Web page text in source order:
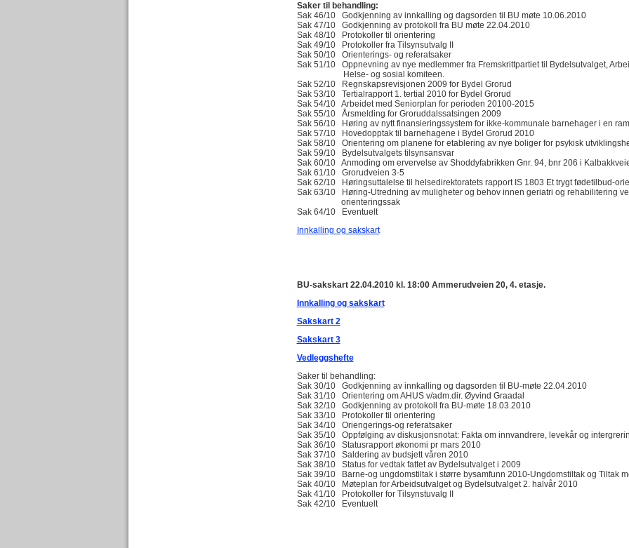
Saker til behandling:
Sak 46/10 Godkjenning av innkalling og dagsorden til BU møte 10.06.2010
Sak 47/10 Godkjenning av protokoll fra BU møte 22.04.2010
Sak 48/10 Protokoller til orientering
Sak 49/10 Protokoller fra Tilsynsutvalg II
Sak 50/10 Orienterings- og referatsaker
Sak 51/10 Oppnevning av nye medlemmer fra Fremskrittpartiet til Bydelsutvalget,
Helse- og sosial komiteen.
Sak 52/10 Regnskapsrevisjonen 2009 for Bydel Grorud
Sak 53/10 Tertialrapport 1. tertial 2010 for Bydel Grorud
Sak 54/10 Arbeidet med Seniorplan for perioden 20100-2015
Sak 55/10 Årsmelding for Groruddalssatsingen 2009
Sak 56/10 Høring av nytt finansieringssystem for ikke-kommunale barnehager i en
Sak 57/10 Hovedopptak til barnehagene i Bydel Grorud 2010
Sak 58/10 Orientering om planene for etablering av nye boliger for psykisk
Sak 59/10 Bydelsutvalgets tilsynsansvar
Sak 60/10 Anmoding om ervervelse av Shoddyfabrikken Gnr. 94, bnr 206 i
Sak 61/10 Grorudveien 3-5
Sak 62/10 Høringsuttalelse til helsedirektoratets rapport IS 1803 Et trygt fødetilbud-
Sak 63/10 Høring-Utredning av muligheter og behov innen geriatri og rehabilitering
orienteringssak
Sak 64/10 Eventuelt
Innkalling og sakskart
BU-sakskart 22.04.2010 kl. 18:00 Ammerudveien 20, 4. etasje.
Innkalling og sakskart
Sakskart 2
Sakskart 3
Vedleggshefte
Saker til behandling:
Sak 30/10 Godkjenning av innkalling og dagsorden til BU-møte 22.04.2010
Sak 31/10 Orientering om AHUS v/adm.dir. Øyvind Graadal
Sak 32/10 Godkjenning av protokoll fra BU-møte 18.03.2010
Sak 33/10 Protokoller til orientering
Sak 34/10 Oriengerings-og referatsaker
Sak 35/10 Oppfølging av diskusjonsnotat: Fakta om innvandrere, levekår og
Sak 36/10 Statusrapport økonomi pr mars 2010
Sak 37/10 Saldering av budsjett våren 2010
Sak 38/10 Status for vedtak fattet av Bydelsutvalget i 2009
Sak 39/10 Barne-og ungdomstiltak i større bysamfunn 2010-Ungdomstiltak og Tiltak
Sak 40/10 Møteplan for Arbeidsutvalget og Bydelsutvalget 2. halvår 2010
Sak 41/10 Protokoller for Tilsynstuvalg II
Sak 42/10 Eventuelt